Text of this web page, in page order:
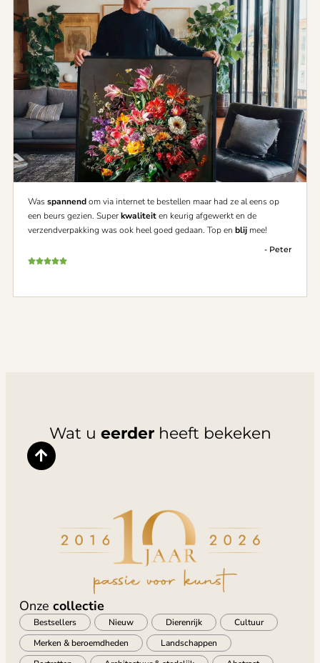
Was spannendom via internet te bestellen maar had ze al eens op
een beurs gezien. Superkwaliteiten keurig afgewerkt en de
verzendverpakking was ook heel goed gedaan. Top en blij mee!
- Peter
Wat u eerderheeft bekeken
Onze collectie
Bestsellers Nieuw Dierenrijk
Cultuur
Merken & beroemdheden
Landschappen